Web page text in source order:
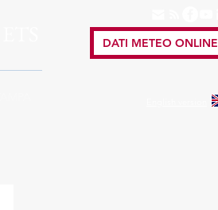
DATI METEO ONLINE